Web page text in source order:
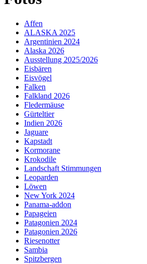
Affen
ALASKA 2025
Argentinien 2024
Alaska 2026
Ausstellung 2025/2026
Eisbären
Eisvögel
Falken
Falkland 2026
Fledermäuse
Gürteltier
Indien 2026
Jaguare
Kapstadt
Kormorane
Krokodile
Landschaft Stimmungen
Leoparden
Löwen
New York 2024
Panama-addon
Papageien
Patagonien 2024
Patagonien 2026
Riesenotter
Sambia
Spitzbergen